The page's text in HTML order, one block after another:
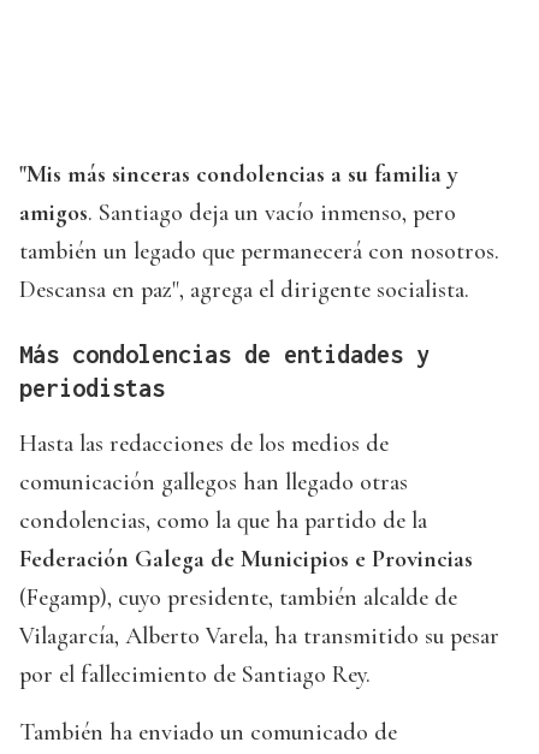
"Mis más sinceras condolencias a su familia y
amigos. Santiago deja un vacío inmenso, pero
también un legado que permanecerá con nosotros.
Descansa en paz", agrega el dirigente socialista.
Más condolencias de entidades y
periodistas
Hasta las redacciones de los medios de
comunicación gallegos han llegado otras
condolencias, como la que ha partido de la
Federación Galega de Municipios e Provincias
(Fegamp), cuyo presidente, también alcalde de
Vilagarcía, Alberto Varela, ha transmitido su pesar
por el fallecimiento de Santiago Rey.
También ha enviado un comunicado de